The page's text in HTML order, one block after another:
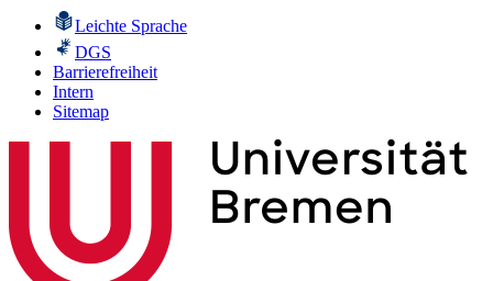
Leichte Sprache
DGS
Barrierefreiheit
Intern
Sitemap